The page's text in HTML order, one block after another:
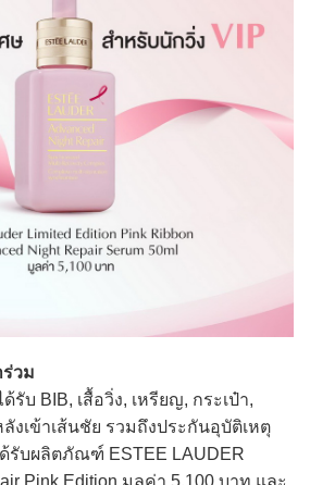
วม
BIB, เสื้อวิ่ง, เหรียญ, กระเป๋า,
งเข้าเส้นชัย รวมถึงประกันอุบัติเหตุ
รับผลิตภัณฑ์ ESTEE LAUDER
Pink Edition มูลค่า 5,100 บาท และ